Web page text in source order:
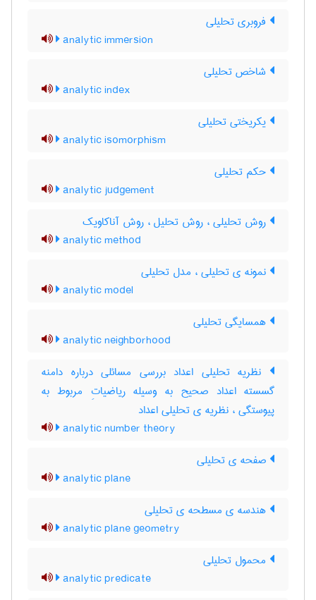
فروبری تحلیلی
analytic immersion
شاخص تحلیلی
analytic index
یکریختی تحلیلی
analytic isomorphism
حکم تحلیلی
analytic judgement
روش تحلیلی ، روش تحلیل ، روش آناکاویک
analytic method
نمونه ی تحلیلی ، مدل تحلیلی
analytic model
همسایگی تحلیلی
analytic neighborhood
نظریه تحلیلی اعداد بررسی مسائلی درباره دامنه
گسسته اعداد صحیح به وسیله ریاضیاتِ مربوط به
پیوستگی ، نظریه ی تحلیلی اعداد
analytic number theory
صفحه ی تحلیلی
analytic plane
هندسه ی مسطحه ی تحلیلی
analytic plane geometry
محمول تحلیلی
analytic predicate